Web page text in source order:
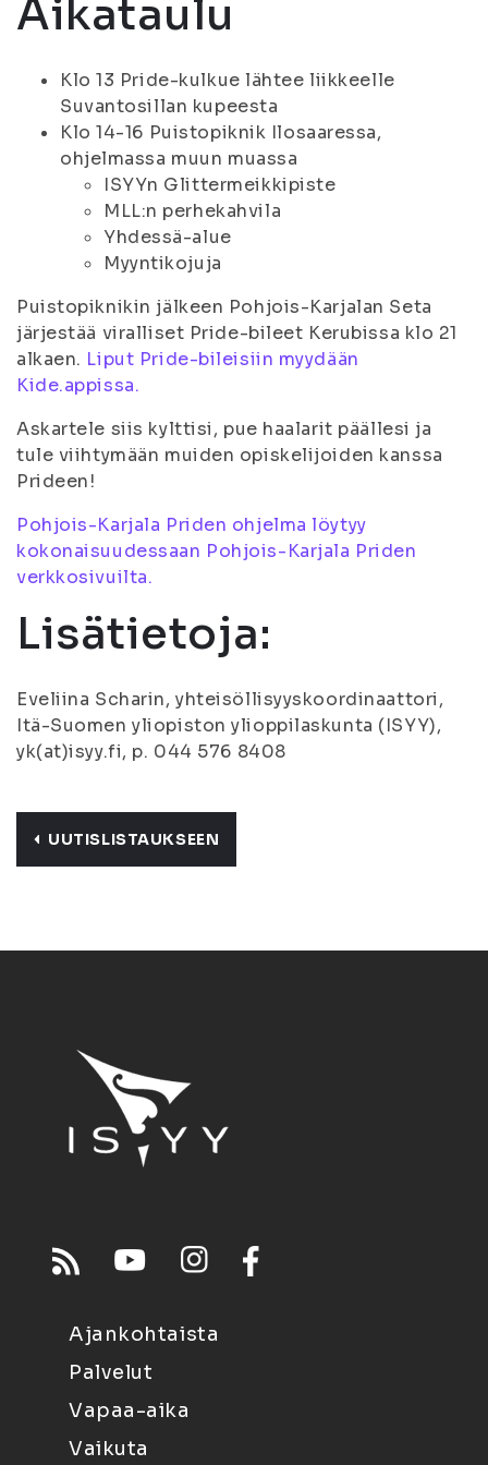
Aikataulu
Klo 13 Pride-kulkue lähtee liikkeelle
Suvantosillan kupeesta
Klo 14-16 Puistopiknik Ilosaaressa,
ohjelmassa muun muassa
ISYYn Glittermeikkipiste
MLL:n perhekahvila
Yhdessä-alue
Myyntikojuja
Puistopiknikin jälkeen Pohjois-Karjalan Seta
järjestää viralliset Pride-bileet Kerubissa klo 21
alkaen. Liput Pride-bileisiin myydään
Kide.appissa.
Askartele siis kylttisi, pue haalarit päällesi ja
tule viihtymään muiden opiskelijoiden kanssa
Prideen!
Pohjois-Karjala Priden ohjelma löytyy
kokonaisuudessaan Pohjois-Karjala Priden
verkkosivuilta.
Lisätietoja:
Eveliina Scharin, yhteisöllisyyskoordinaattori,
Itä-Suomen yliopiston ylioppilaskunta (ISYY),
yk(at)isyy.fi, p. 044 576 8408
UUTISLISTAUKSEEN
Ajankohtaista
Palvelut
Vapaa-aika
Vaikuta